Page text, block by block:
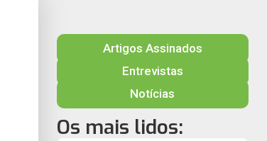
Artigos Assinados
Entrevistas
Notícias
Os mais lidos: